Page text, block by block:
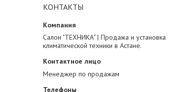
КОНТАКТЫ
Салон "ТЕХНИКА" | Продажа и установка
климатической техники в Астане.
Менеджер по продажам